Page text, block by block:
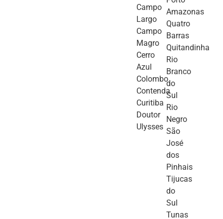
Campo
Largo
Campo
Magro
Cerro
Azul
Colombo
Contenda
Curitiba
Doutor
Ulysses
Amazonas
Quatro
Barras
Quitandinha
Rio
Branco
do
Sul
Rio
Negro
São
José
dos
Pinhais
Tijucas
do
Sul
Tunas